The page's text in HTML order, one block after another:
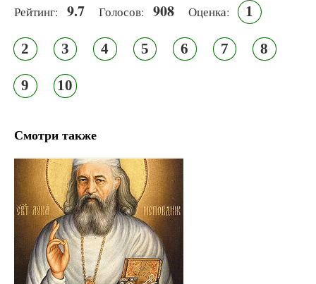
Рейтинг: 9.7 Голосов: 908 Оценка: 1
2 3 4 5 6 7 8
9 10
Смотри также